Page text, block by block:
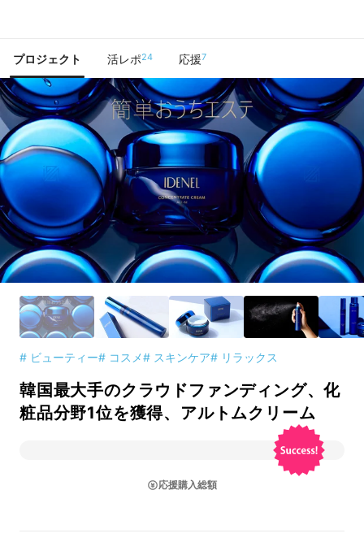
プロジェクト 活レポ24 応援7
# ビューティー# コスメ# スキンケア# リラックス
韓国最大手のクラウドファンディング、化
粧品分野1位を獲得、アルトムクリーム
応援購入総額